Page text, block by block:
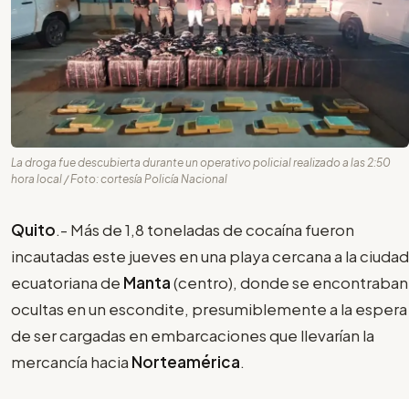
La droga fue descubierta durante un operativo policial realizado a las 2:50
hora local / Foto: cortesía Policía Nacional
Quito.- Más de 1,8 toneladas de cocaína fueron
incautadas este jueves en una playa cercana a la ciudad
ecuatoriana de Manta(centro), donde se encontraban
ocultas en un escondite, presumiblemente a la espera
de ser cargadas en embarcaciones que llevarían la
mercancía hacia Norteamérica.